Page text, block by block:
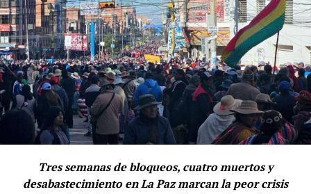
Tres semanas de bloqueos, cuatro muertos y
desabastecimiento en La Paz marcan la peor crisis